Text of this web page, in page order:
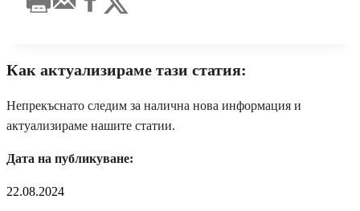
Как актуализираме тази статия:
Непрекъснато следим за налична нова информация и
актуализираме нашите статии.
Дата на публикуване:
22.08.2024